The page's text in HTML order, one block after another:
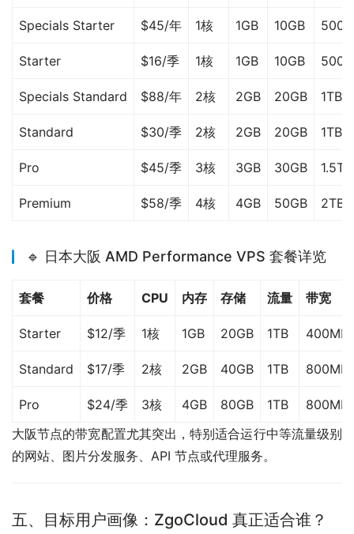
Specials Starter $45/年 1核 1GB 10GB
Starter $16/季 1核 1GB 10GB
Specials Standard $88/年 2核 2GB 20GB 1TB
Standard $30/季 2核 2GB 20GB 1TB
Pro $45/季 3核 3GB 30GB 1.5TB
Premium $58/季 4核 4GB 50GB 2TB
🔹 日本大阪 AMD Performance VPS 套餐详览
套餐 价格 CPU 内存 存储 流量 带宽
Starter $12/季 1核 1GB 20GB 1TB
Standard $17/季 2核 2GB 40GB 1TB
Pro $24/季 3核 4GB 80GB 1TB
大阪节点的带宽配置尤其突出，特别适合运行中等流量级别
的网站、图片分发服务、API 节点或代理服务。
五、目标用户画像：ZgoCloud 真正适合谁？